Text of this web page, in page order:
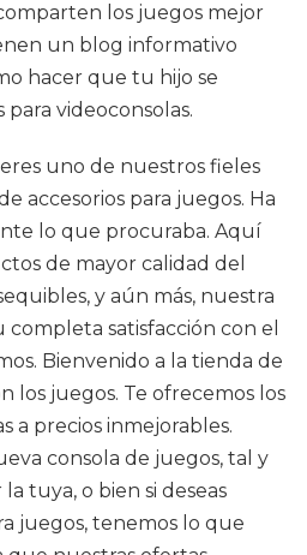
los juegos mejor
un blog informativo
hacer que tu hijo se
videoconsolas.
uno de nuestros fieles
accesorios para juegos. Ha
lo que procuraba. Aquí
de mayor calidad del
y aún más, nuestra
satisfacción con el
Bienvenido a la tienda de
los juegos. Te ofrecemos los
a precios inmejorables.
consola de juegos, tal y
tuya, o bien si deseas
juegos, tenemos lo que